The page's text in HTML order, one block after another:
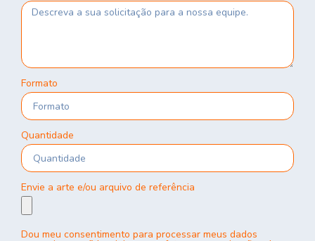
Formato
Quantidade
Envie a arte e/ou arquivo de referência
Dou meu consentimento para processar meus dados